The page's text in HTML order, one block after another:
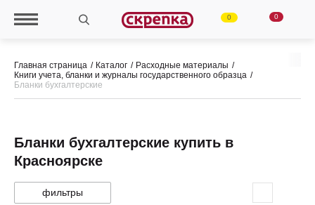
0 0
Главная страница Каталог
Расходные материалы
Книги учета, бланки и журналы государственного образца
Бланки бухгалтерские
Бланки бухгалтерские купить в
Красноярске
фильтры